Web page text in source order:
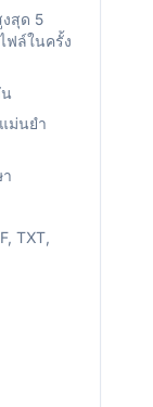
สุด 5
ฟล์ในครั้ง
ม่นยำ
TXT,